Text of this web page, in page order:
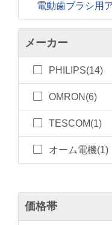
電動歯ブラシ用
メーカー
PHILIPS(14)
OMRON(6)
TESCOM(1)
オーム電機(1)
価格帯